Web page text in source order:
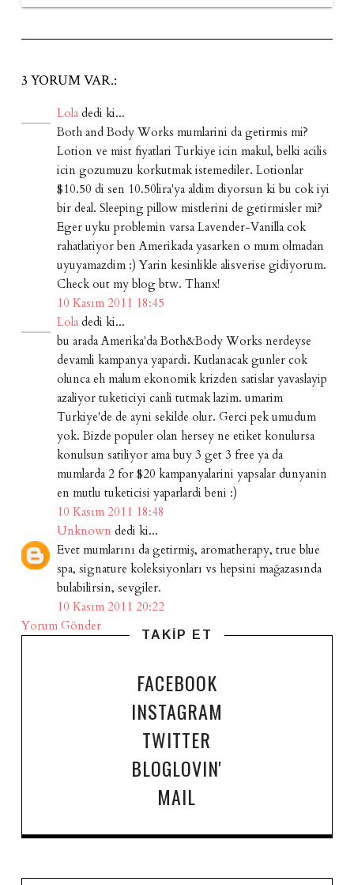
3 YORUM VAR.:
Loladedi ki...
Both and Body Works mumlarini da getirmis mi?
Lotion ve mist fiyatlari Turkiye icin makul, belki acilis
icin gozumuzu korkutmak istemediler. Lotionlar
$10.50 di sen 10.50lira'ya aldim diyorsun ki bu cok iyi
bir deal. Sleeping pillow mistlerini de getirmisler mi?
Eger uyku problemin varsa Lavender-Vanilla cok
rahatlatiyor ben Amerikada yasarken o mum olmadan
uyuyamazdim :) Yarin kesinlikle alisverise gidiyorum.
Check out my blog btw. Thanx!
10 Kasım 2011 18:45
Loladedi ki...
bu arada Amerika'da Both&Body Works nerdeyse
devamli kampanya yapardi. Kutlanacak gunler cok
olunca eh malum ekonomik krizden satislar yavaslayip
azaliyor tuketiciyi canli tutmak lazim. umarim
Turkiye'de de ayni sekilde olur. Gerci pek umudum
yok. Bizde populer olan hersey ne etiket konulursa
konulsun satiliyor ama buy 3 get 3 free ya da
mumlarda 2 for $20 kampanyalarini yapsalar dunyanin
en mutlu tuketicisi yaparlardi beni :)
10 Kasım 2011 18:48
Unknown dedi ki...
Evet mumlarını da getirmiş, aromatherapy, true blue
spa, signature koleksiyonları vs hepsini mağazasında
bulabilirsin, sevgiler.
10 Kasım 2011 20:22
Yorum Gönder
TAKİP ET
FACEBOOK
INSTAGRAM
TWITTER
BLOGLOVIN'
MAIL